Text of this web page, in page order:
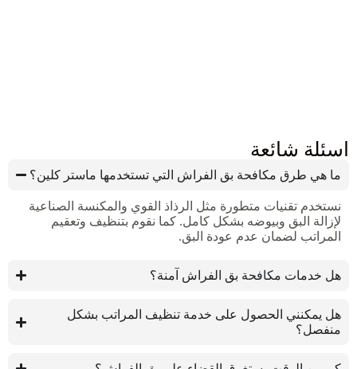
اسئلة شائعة
ما هي طرق مكافحة بق الفراش التي تستخدمها ماستر كلين؟
نستخدم تقنيات متطورة مثل الرذاذ القوي والمكنسة الصناعية
لإزالة البق وبيوضه بشكل كامل. كما نقوم بتنظيف وتعقيم
المراتب لضمان عدم عودة البق.
هل خدمات مكافحة بق الفراش آمنة؟
هل يمكنني الحصول على خدمة تنظيف المراتب بشكل
منفصل؟